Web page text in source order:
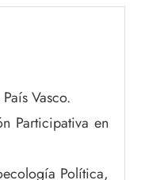
Vasco.
Participativa en
Política,